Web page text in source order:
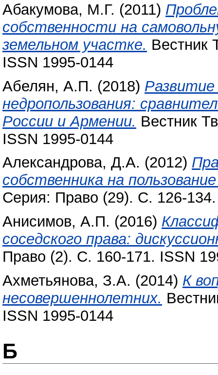
Абакумова, М.Г. (2011)
собственности на
земельном участке. Вестник
ISSN 1995-0144
Абелян, А.П. (2018)
недропользования:
России и Армении. Вестник
ISSN 1995-0144
Александрова, Д.А. (2012)
собственника на
Серия: Право (29). С. 126-
Анисимов, А.П. (2016)
соседского права:
Право (2). С. 160-171. ISSN
Ахметьянова, З.А. (2014) К
несовершеннолетних.
ISSN 1995-0144
Б